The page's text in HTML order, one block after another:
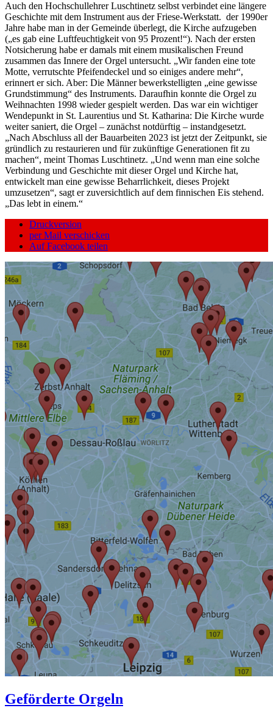
Auch den Hochschullehrer Luschtinetz selbst verbindet eine längere
Geschichte mit dem Instrument aus der Friese-Werkstatt. der 1990er
Jahre habe man in der Gemeinde überlegt, die Kirche aufzugeben
(„es gab eine Luftfeuchtigkeit von 95 Prozent!“). Nach der ersten
Notsicherung habe er damals mit einem musikalischen Freund
zusammen das Innere der Orgel untersucht. „Wir fanden eine tote
Motte, verrutschte Pfeifendeckel und so einiges andere mehr“,
erinnert er sich. Aber: Die Männer bewerkstelligten „eine gewisse
Grundstimmung“ des Instruments. Daraufhin konnte die Orgel zu
Weihnachten 1998 wieder gespielt werden. Das war ein wichtiger
Wendepunkt in St. Laurentius und St. Katharina: Die Kirche wurde
weiter saniert, die Orgel – zunächst notdürftig – instandgesetzt.
„Nach Abschluss all der Bauarbeiten 2023 ist jetzt der Zeitpunkt, sie
gründlich zu restaurieren und für zukünftige Generationen fit zu
machen“, meint Thomas Luschtinetz. „Und wenn man eine solche
Verbindung und Geschichte mit dieser Orgel und Kirche hat,
entwickelt man eine gewisse Beharrlichkeit, dieses Projekt
umzusetzen“, sagt er zuversichtlich auf dem finnischen Eis stehend.
„Das lebt in einem.“
Druckversion
per Mail verschicken
Auf Facebook teilen
Geförderte Orgeln